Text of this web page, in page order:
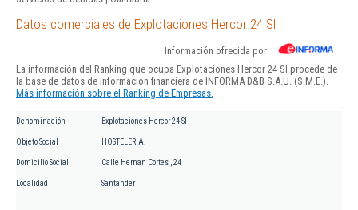
Datos comerciales de Explotaciones Hercor 24 Sl
Información ofrecida por
La información del Ranking que ocupa Explotaciones Hercor 24 Sl procede de
la base de datos de información financiera de INFORMA D&B S.A.U. (S.M.E.).
Más información sobre el Ranking de Empresas.
Denominación Explotaciones Hercor 24 Sl
Objeto Social HOSTELERIA.
Domicilio Social Calle Hernan Cortes , 24
Localidad Santander